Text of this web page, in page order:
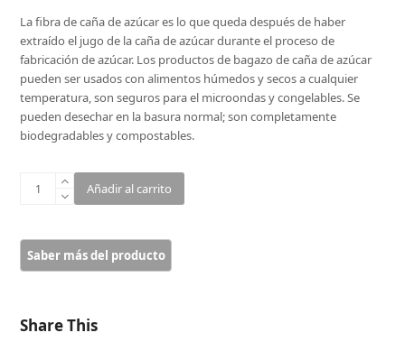
La fibra de caña de azúcar es lo que queda después de haber
extraído el jugo de la caña de azúcar durante el proceso de
fabricación de azúcar. Los productos de bagazo de caña de azúcar
pueden ser usados con alimentos húmedos y secos a cualquier
temperatura, son seguros para el microondas y congelables. Se
pueden desechar en la basura normal; son completamente
biodegradables y compostables.
AZÚCAR
BLANCO
DE
(50u.)
Añadir al carrito
Share This